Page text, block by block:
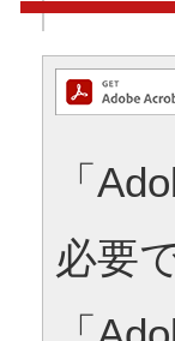
「
必要